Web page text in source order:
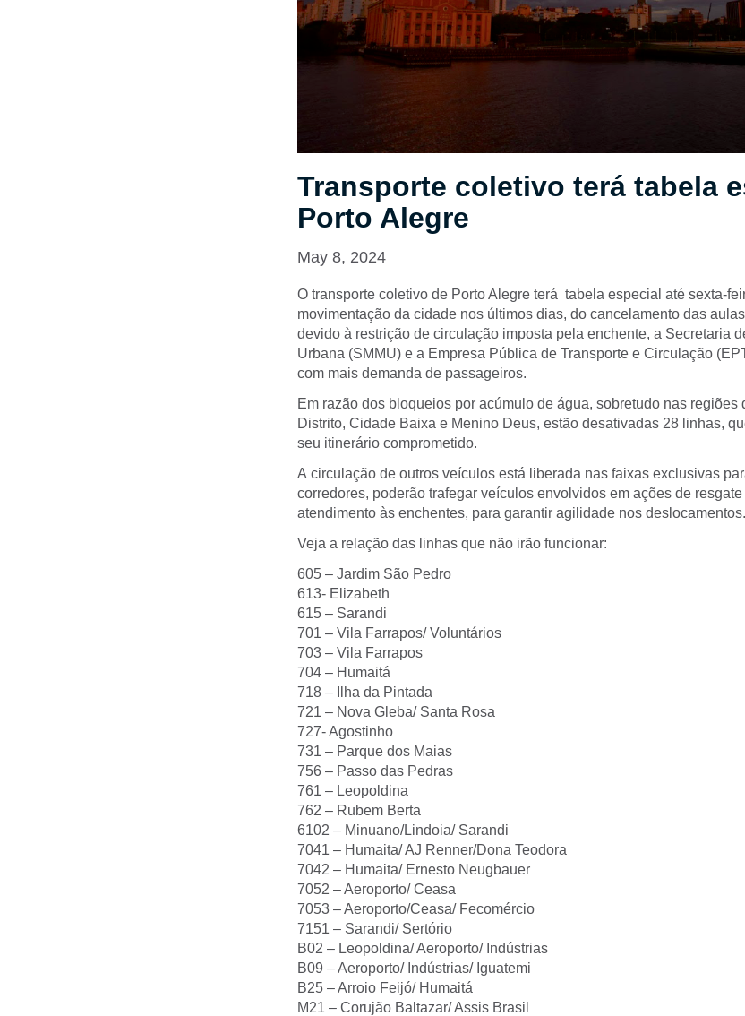
Transporte coletivo terá tabela
Porto Alegre
May 8, 2024
O transporte coletivo de Porto Alegre terá tabela especial até sexta-
movimentação da cidade nos últimos dias, do cancelamento das
devido à restrição de circulação imposta pela enchente, a Secretaria
Urbana (SMMU) e a Empresa Pública de Transporte e Circulação
com mais demanda de passageiros.
Em razão dos bloqueios por acúmulo de água, sobretudo nas regiões
Distrito, Cidade Baixa e Menino Deus, estão desativadas 28 linhas,
seu itinerário comprometido.
A circulação de outros veículos está liberada nas faixas exclusivas
corredores, poderão trafegar veículos envolvidos em ações de
atendimento às enchentes, para garantir agilidade nos deslocamentos.
Veja a relação das linhas que não irão funcionar:
605 – Jardim São Pedro
613- Elizabeth
615 – Sarandi
701 – Vila Farrapos/ Voluntários
703 – Vila Farrapos
704 – Humaitá
718 – Ilha da Pintada
721 – Nova Gleba/ Santa Rosa
727- Agostinho
731 – Parque dos Maias
756 – Passo das Pedras
761 – Leopoldina
762 – Rubem Berta
6102 – Minuano/Lindoia/ Sarandi
7041 – Humaita/ AJ Renner/Dona Teodora
7042 – Humaita/ Ernesto Neugbauer
7052 – Aeroporto/ Ceasa
7053 – Aeroporto/Ceasa/ Fecomércio
7151 – Sarandi/ Sertório
B02 – Leopoldina/ Aeroporto/ Indústrias
B09 – Aeroporto/ Indústrias/ Iguatemi
B25 – Arroio Feijó/ Humaitá
M21 – Corujão Baltazar/ Assis Brasil